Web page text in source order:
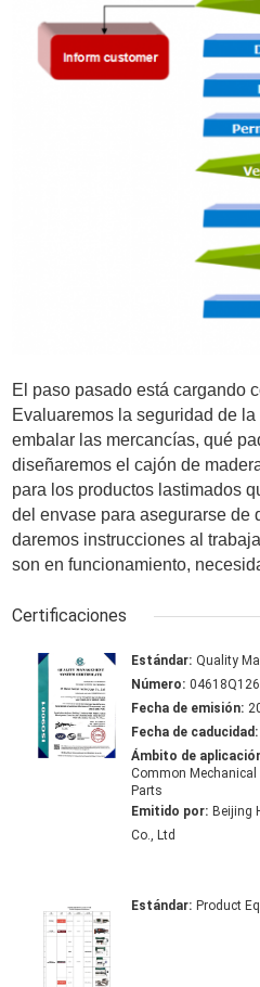
El paso pasado está cargando
Evaluaremos la seguridad de
embalar las mercancías, qué
diseñaremos el cajón de
para los productos lastimados
del envase para asegurarse de
daremos instrucciones al
son en funcionamiento,
Certificaciones
Estándar: Quality
Número:
Fecha de emisión:
Fecha de caducidad:
Ámbito de
Common Mechanical
Parts
Emitido por: Beijing
Co., Ltd
Estándar: Product